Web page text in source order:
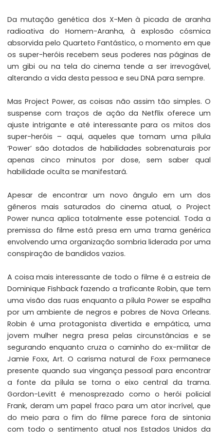
Da mutação genética dos X-Men à picada de aranha
radioativa do Homem-Aranha, à explosão cósmica
absorvida pelo Quarteto Fantástico, o momento em que
os super-heróis recebem seus poderes nas páginas de
um gibi ou na tela do cinema tende a ser irrevogável,
alterando a vida desta pessoa e seu DNA para sempre.
Mas Project Power, as coisas não assim tão simples. O
suspense com traços de ação da Netflix oferece um
ajuste intrigante e até interessante para os mitos dos
super-heróis – aqui, aqueles que tomam uma pílula
‘Power’ são dotados de habilidades sobrenaturais por
apenas cinco minutos por dose, sem saber qual
habilidade oculta se manifestará.
Apesar de encontrar um novo ângulo em um dos
gêneros mais saturados do cinema atual, o Project
Power nunca aplica totalmente esse potencial. Toda a
premissa do filme está presa em uma trama genérica
envolvendo uma organização sombria liderada por uma
conspiração de bandidos vazios.
A coisa mais interessante de todo o filme é a estreia de
Dominique Fishback fazendo a traficante Robin, que tem
uma visão das ruas enquanto a pílula Power se espalha
por um ambiente de negros e pobres de Nova Orleans.
Robin é uma protagonista divertida e empática, uma
jovem mulher negra presa pelas circunstâncias e se
segurando enquanto cruza o caminho do ex-militar de
Jamie Foxx, Art. O carisma natural de Foxx permanece
presente quando sua vingança pessoal para encontrar
a fonte da pílula se torna o eixo central da trama.
Gordon-Levitt é menosprezado como o herói policial
Frank, deram um papel fraco para um ator incrível, que
do meio para o fim do filme parece fora de sintonia
com todo o sentimento atual nos Estados Unidos da